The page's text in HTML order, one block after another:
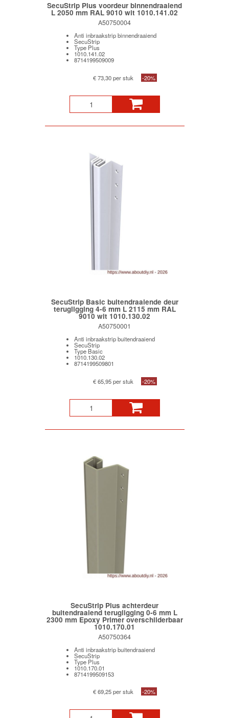
SecuStrip Plus voordeur binnendraaiend
L 2050 mm RAL 9010 wit 1010.141.02
A50750004
Anti inbraakstrip binnendraaiend
SecuStrip
Type Plus
1010.141.02
8714199509009
€ 73,30 per stuk -20%
SecuStrip Basic buitendraaiende deur
terugligging 4-6 mm L 2115 mm RAL
9010 wit 1010.130.02
A50750001
Anti inbraakstrip buitendraaiend
SecuStrip
Type Basic
1010.130.02
8714199509801
€ 65,95 per stuk -20%
SecuStrip Plus achterdeur
buitendraaiend terugligging 0-6 mm L
2300 mm Epoxy Primer overschilderbaar
1010.170.01
A50750364
Anti inbraakstrip buitendraaiend
SecuStrip
Type Plus
1010.170.01
8714199509153
€ 69,25 per stuk -20%